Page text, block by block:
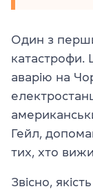
Один з
катастрофи.
аварію на
Гейл,
тих, хто
Звісно,